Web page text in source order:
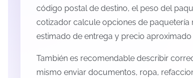
código postal de destino, el peso del
cotizador calcule opciones de
estimado de entrega y precio aproximado
También es recomendable describir
mismo enviar documentos, ropa,